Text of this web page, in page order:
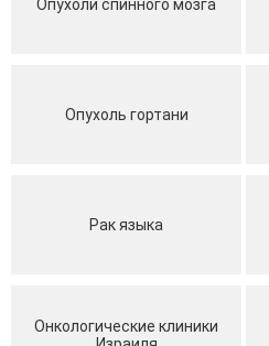
Опухоли спинного мозга
Опухоль гортани
Рак языка
Онкологические клиники